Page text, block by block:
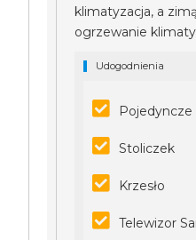
klimatyzacja, a
ogrzewanie
Udogodnienia
Pojedyncze
Stoliczek
Krzesło
Telewizor